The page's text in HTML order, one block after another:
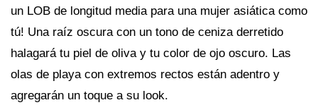
un LOB de longitud media para una mujer asiática como
tú! Una raíz oscura con un tono de ceniza derretido
halagará tu piel de oliva y tu color de ojo oscuro. Las
olas de playa con extremos rectos están adentro y
agregarán un toque a su look.